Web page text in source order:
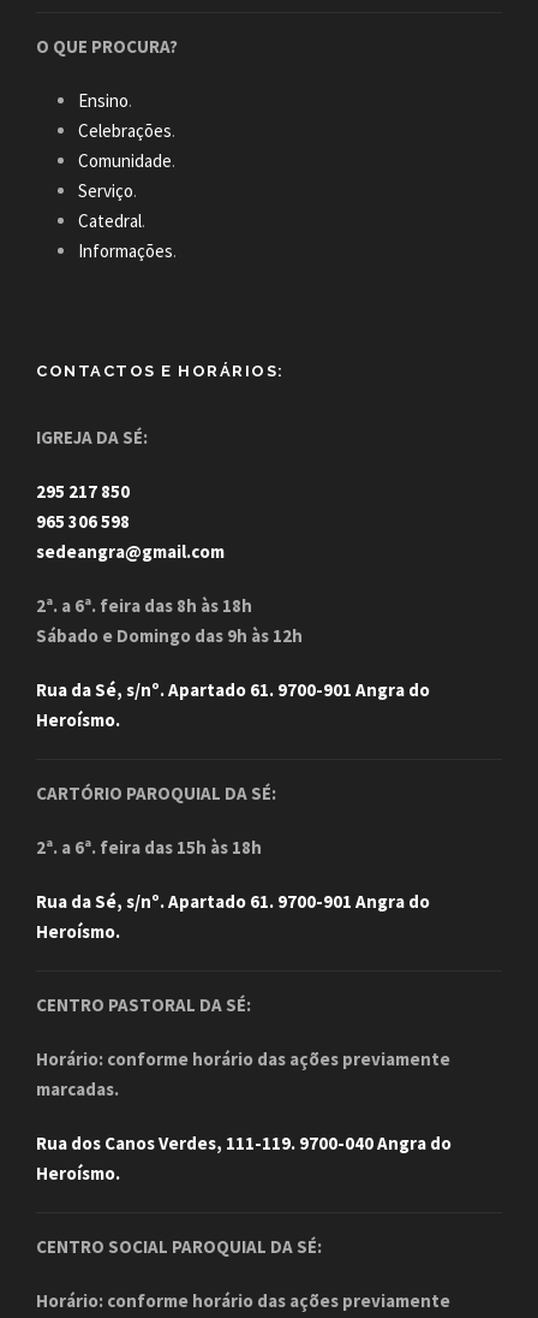
O QUE PROCURA?
Ensino.
Celebrações.
Comunidade.
Serviço.
Catedral.
Informações.
CONTACTOS E HORÁRIOS:
IGREJA DA SÉ:
295 217 850
965 306 598
sedeangra@gmail.com
2ª. a 6ª. feira das 8h às 18h
Sábado e Domingo das 9h às 12h
Rua da Sé, s/nº. Apartado 61. 9700-901 Angra do
Heroísmo.
CARTÓRIO PAROQUIAL DA SÉ:
2ª. a 6ª. feira das 15h às 18h
Rua da Sé, s/nº. Apartado 61. 9700-901 Angra do
Heroísmo.
CENTRO PASTORAL DA SÉ:
Horário: conforme horário das ações previamente
marcadas.
Rua dos Canos Verdes, 111-119. 9700-040 Angra do
Heroísmo.
CENTRO SOCIAL PAROQUIAL DA SÉ:
Horário: conforme horário das ações previamente